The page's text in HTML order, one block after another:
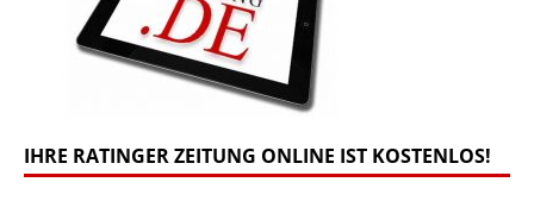
IHRE RATINGER ZEITUNG ONLINE IST KOSTENLOS!